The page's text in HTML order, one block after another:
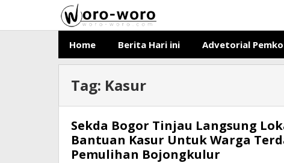
content
Home Berita Hari ini Advetorial
Tag: Kasur
Sekda Bogor Tinjau Langsung
Bantuan Kasur Untuk Warga
Pemulihan Bojongkulur